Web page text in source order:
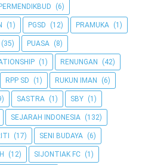
PERMENDIKBUD (6)
(1) PGSD (12) PRAMUKA (1)
(35) PUASA (8)
(1) RENUNGAN (42)
RPP SD (1) RUKUN IMAN (6)
SASTRA (1) SBY (1)
SEJARAH INDONESIA (132)
(17) SENI BUDAYA (6)
(12) SIJONTIAK FC (1)